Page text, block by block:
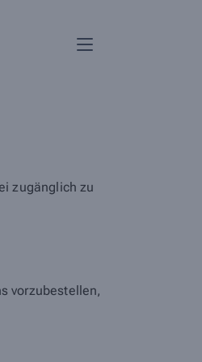
zugänglich zu
vorzubestellen,